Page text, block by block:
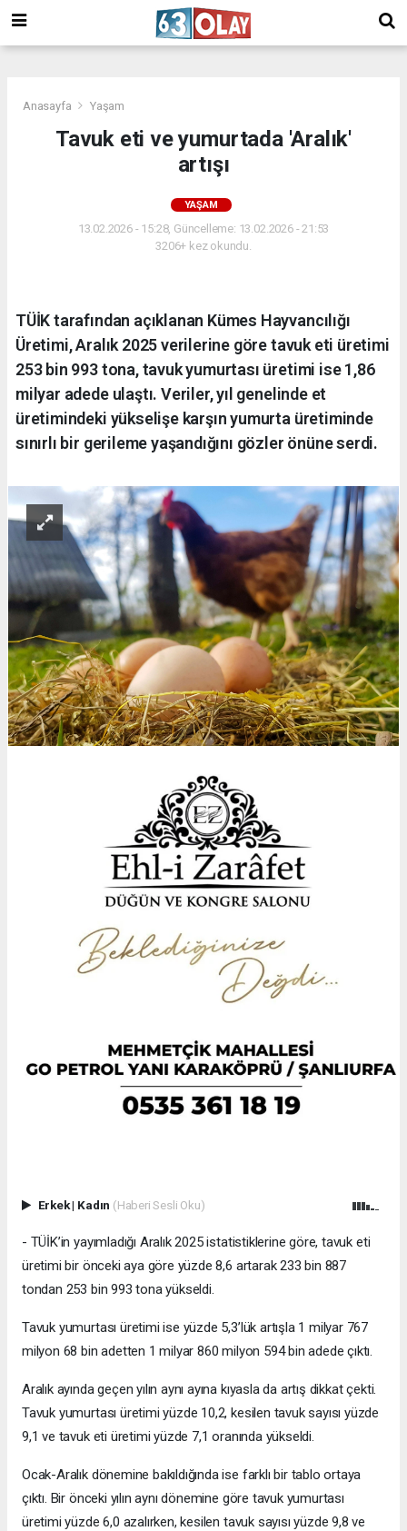
Anasayfa Yaşam
Tavuk eti ve yumurtada 'Aralık'
artışı
YAŞAM
13.02.2026 - 15:28, Güncelleme: 13.02.2026 - 21:53
3206+ kez okundu.
TÜİK tarafından açıklanan Kümes Hayvancılığı
Üretimi, Aralık 2025 verilerine göre tavuk eti üretimi
253 bin 993 tona, tavuk yumurtası üretimi ise 1,86
milyar adede ulaştı. Veriler, yıl genelinde et
üretimindeki yükselişe karşın yumurta üretiminde
sınırlı bir gerileme yaşandığını gözler önüne serdi.
Erkek| Kadın (Haberi Sesli Oku)
- TÜİK’in yayımladığı Aralık 2025 istatistiklerine göre, tavuk eti
üretimi bir önceki aya göre yüzde 8,6 artarak 233 bin 887
tondan 253 bin 993 tona yükseldi.
Tavuk yumurtası üretimi ise yüzde 5,3’lük artışla 1 milyar 767
milyon 68 bin adetten 1 milyar 860 milyon 594 bin adede çıktı.
Aralık ayında geçen yılın aynı ayına kıyasla da artış dikkat çekti.
Tavuk yumurtası üretimi yüzde 10,2, kesilen tavuk sayısı yüzde
9,1 ve tavuk eti üretimi yüzde 7,1 oranında yükseldi.
Ocak-Aralık dönemine bakıldığında ise farklı bir tablo ortaya
çıktı. Bir önceki yılın aynı dönemine göre tavuk yumurtası
üretimi yüzde 6,0 azalırken, kesilen tavuk sayısı yüzde 9,8 ve